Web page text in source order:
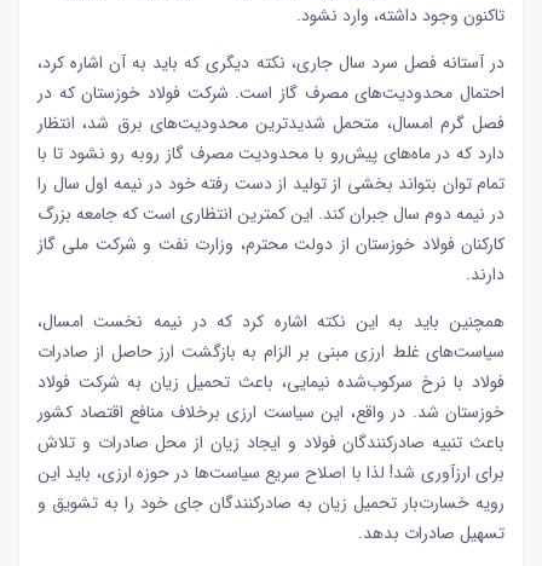
تاکنون وجود داشته، وارد نشود.
در آستانه فصل سرد سال جاری، نکته دیگری که باید به آن اشاره کرد،
احتمال محدودیت‌های مصرف گاز است. شرکت فولاد خوزستان که در
فصل گرم امسال، متحمل شدیدترین محدودیت‌های برق شد، انتظار
دارد که در ماه‌‌‌های پیش‌‌‌رو با محدودیت مصرف گاز روبه رو نشود تا با
تمام توان بتواند بخشی از تولید از دست رفته خود در نیمه اول سال را
در نیمه دوم سال جبران کند. این کمترین انتظاری است که جامعه بزرگ
کارکنان فولاد خوزستان از دولت محترم، وزارت نفت و شرکت ملی گاز
دارند.
همچنین باید به این نکته اشاره کرد که در نیمه نخست امسال،
سیاست‌‌‌های غلط ارزی مبنی بر الزام به بازگشت ارز حاصل از صادرات
فولاد با نرخ سرکوب‌‌‌شده نیمایی، باعث تحمیل زیان به شرکت فولاد
خوزستان شد. در واقع، این سیاست ارزی برخلاف منافع اقتصاد کشور
باعث تنبیه صادرکنندگان فولاد و ایجاد زیان از محل صادرات و تلاش
برای ارزآوری شد! لذا با اصلاح سریع سیاست‌‌‌ها در حوزه ارزی، باید این
رویه خسارت‌‌‌بار تحمیل زیان به صادرکنندگان جای خود را به تشویق و
تسهیل صادرات بدهد.